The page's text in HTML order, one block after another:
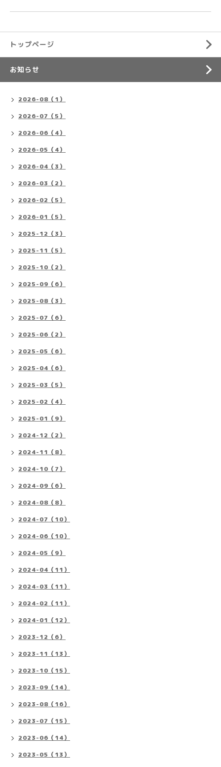
トップページ
お知らせ
2026-08（1）
2026-07（5）
2026-06（4）
2026-05（4）
2026-04（3）
2026-03（2）
2026-02（5）
2026-01（5）
2025-12（3）
2025-11（5）
2025-10（2）
2025-09（6）
2025-08（3）
2025-07（6）
2025-06（2）
2025-05（6）
2025-04（6）
2025-03（5）
2025-02（4）
2025-01（9）
2024-12（2）
2024-11（8）
2024-10（7）
2024-09（6）
2024-08（8）
2024-07（10）
2024-06（10）
2024-05（9）
2024-04（11）
2024-03（11）
2024-02（11）
2024-01（12）
2023-12（6）
2023-11（13）
2023-10（15）
2023-09（14）
2023-08（16）
2023-07（15）
2023-06（14）
2023-05（13）